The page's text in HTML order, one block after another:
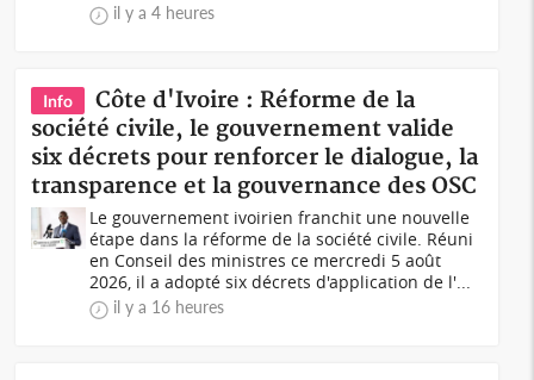
il y a 4 heures
Info
Côte d'Ivoire : Réforme de la
société civile, le gouvernement valide
six décrets pour renforcer le dialogue, la
transparence et la gouvernance des OSC
Le gouvernement ivoirien franchit une nouvelle
étape dans la réforme de la société civile. Réuni
en Conseil des ministres ce mercredi 5 août
2026, il a adopté six décrets d'application de l'...
il y a 16 heures